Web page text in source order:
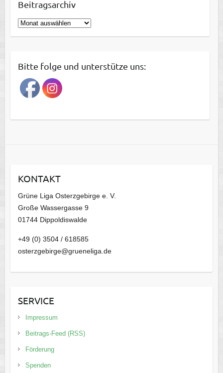
Beitragsarchiv
B
e
r
a
g
a
v
Bitte folge und unterstütze uns:
KONTAKT
Grüne Liga Osterzgebirge e. V.
Große Wassergasse 9
01744 Dippoldiswalde
+49 (0) 3504 / 618585
osterzgebirge@grueneliga.de
SERVICE
Impressum
Beitrags-Feed (RSS)
Förderung
Spenden